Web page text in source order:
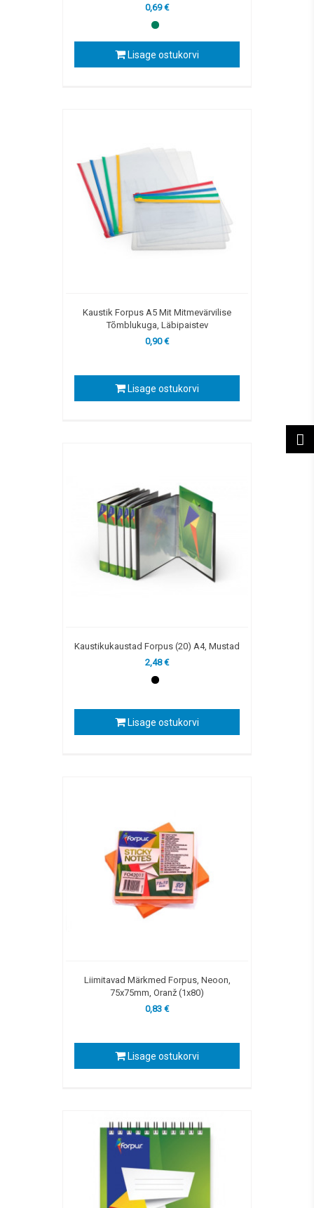
0,69 €
Lisage ostukorvi
Kaustik Forpus A5 Mit Mitmevärvilise
Tõmblukuga, Läbipaistev
0,90 €
Lisage ostukorvi
Kaustikukaustad Forpus (20) A4, Mustad
2,48 €
Lisage ostukorvi
Liimitavad Märkmed Forpus, Neoon,
75x75mm, Oranž (1x80)
0,83 €
Lisage ostukorvi